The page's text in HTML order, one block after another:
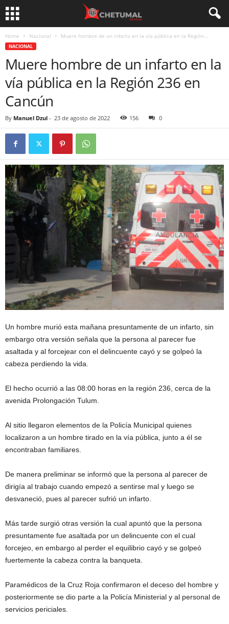
Home Nacional Muere hombre de un infarto en la vía pública en la Región...
NACIONAL
Muere hombre de un infarto en la
vía pública en la Región 236 en
Cancún
By Manuel Dzul - 23 de agosto de 2022 156 0
Un hombre murió esta mañana presuntamente de un infarto, sin
embargo otra versión señala que la persona al parecer fue
asaltada y al forcejear con el delincuente cayó y se golpeó la
cabeza perdiendo la vida.
El hecho ocurrió a las 08:00 horas en la región 236, cerca de la
avenida Prolongación Tulum.
Al sitio llegaron elementos de la Policía Municipal quienes
localizaron a un hombre tirado en la vía pública, junto a él se
encontraban familiares.
De manera preliminar se informó que la persona al parecer de
dirigía al trabajo cuando empezó a sentirse mal y luego se
desvaneció, pues al parecer sufrió un infarto.
Más tarde surgió otras versión la cual apuntó que la persona
presuntamente fue asaltada por un delincuente con el cual
forcejeo, en embargo al perder el equilibrio cayó y se golpeó
fuertemente la cabeza contra la banqueta.
Paramédicos de la Cruz Roja confirmaron el deceso del hombre y
posteriormente se dio parte a la Policía Ministerial y al personal de
servicios periciales.